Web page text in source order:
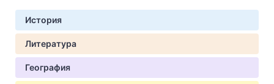
История
Литература
География